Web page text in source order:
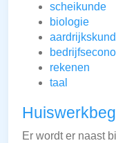
scheikunde
biologie
rekenen
taal
Er wordt er naast